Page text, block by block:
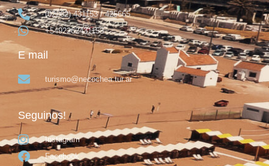
(02262) 431153 / 425665
+5492262431153
E mail
turismo@necochea.tur.ar
Seguinos!
Instagram
Facebook